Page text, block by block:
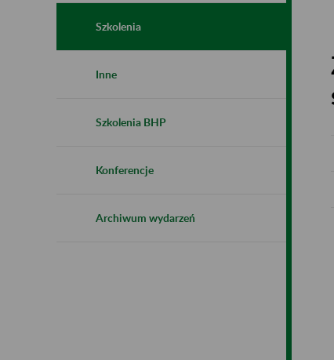
Szkolenia
Inne
Szkolenia BHP
Konferencje
Archiwum wydarzeń